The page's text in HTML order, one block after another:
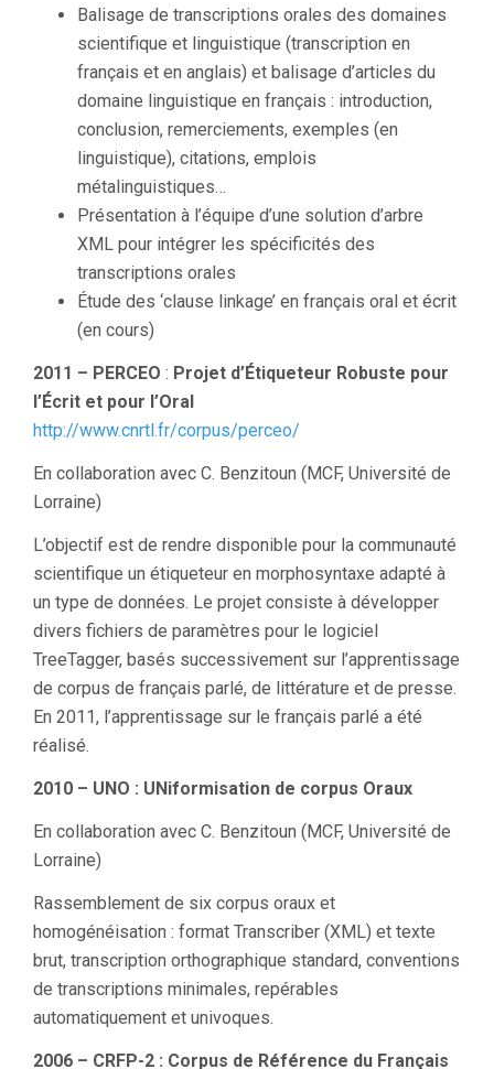
Balisage de transcriptions orales des domaines
scientifique et linguistique (transcription en
français et en anglais) et balisage d’articles du
domaine linguistique en français : introduction,
conclusion, remerciements, exemples (en
linguistique), citations, emplois
métalinguistiques…
Présentation à l’équipe d’une solution d’arbre
XML pour intégrer les spécificités des
transcriptions orales
Étude des ‘clause linkage’ en français oral et écrit
(en cours)
2011 – PERCEO : Projet d’Étiqueteur Robuste pour
l’Écrit et pour l’Oral
http://www.cnrtl.fr/corpus/perceo/
En collaboration avec C. Benzitoun (MCF, Université de
Lorraine)
L’objectif est de rendre disponible pour la communauté
scientifique un étiqueteur en morphosyntaxe adapté à
un type de données. Le projet consiste à développer
divers fichiers de paramètres pour le logiciel
TreeTagger, basés successivement sur l’apprentissage
de corpus de français parlé, de littérature et de presse.
En 2011, l’apprentissage sur le français parlé a été
réalisé.
2010 – UNO : UNiformisation de corpus Oraux
En collaboration avec C. Benzitoun (MCF, Université de
Lorraine)
Rassemblement de six corpus oraux et
homogénéisation : format Transcriber (XML) et texte
brut, transcription orthographique standard, conventions
de transcriptions minimales, repérables
automatiquement et univoques.
2006 – CRFP-2 : Corpus de Référence du Français